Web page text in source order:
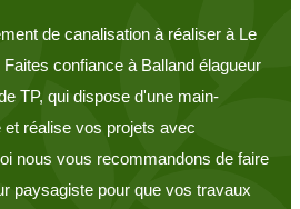
de canalisation à réaliser à Le
confiance à Balland élagueur
TP, qui dispose d'une main-
réalise vos projets avec
nous vous recommandons de faire
paysagiste pour que vos travaux